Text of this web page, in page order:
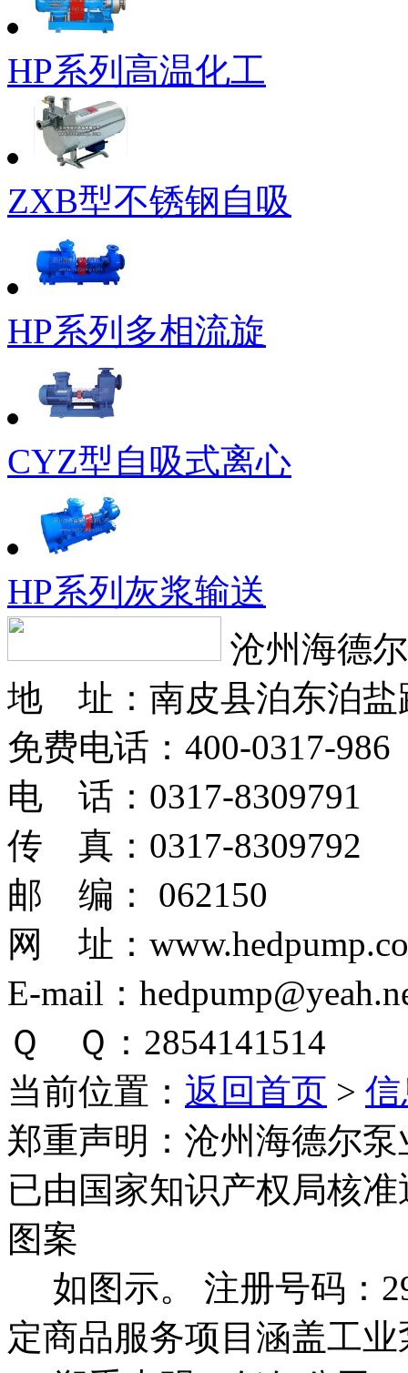
HP系列高温化工
ZXB型不锈钢自吸
HP系列多相流旋
CYZ型自吸式离心
HP系列灰浆输送
沧州海德
地 址：南皮县泊东泊盐
免费电话：400-0317-986
电 话：0317-8309791
传 真：0317-8309792
邮 编： 062150
网 址：
E-mail：
Ｑ Ｑ：2854141514
当前位置： 返回首页 >
郑重声明： 沧州海德尔
已由国家知识产权局核
图案
如图示。 注册号码：
定商品服务项目涵盖工